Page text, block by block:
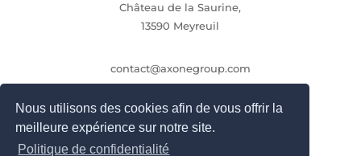
Nous utilisons des cookies afin de vous offrir la
meilleure expérience sur notre site.
Politique de confidentialité
Château de la Saurine,
13590 Meyreuil
contact@axonegroup.com
04 42 27 07 19